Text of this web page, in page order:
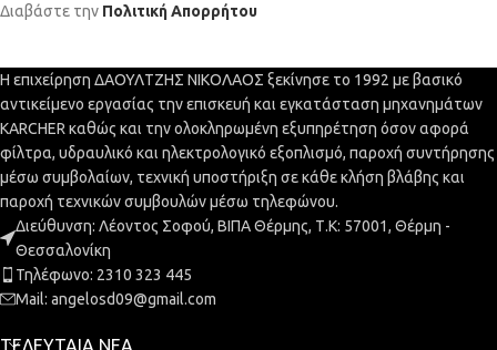
Διαβάστε την Πολιτική Απορρήτου
Η επιχείρηση ΔΑΟΥΛΤΖΗΣ ΝΙΚΟΛΑΟΣ ξεκίνησε το 1992 με βασικό
αντικείμενο εργασίας την επισκευή και εγκατάσταση μηχανημάτων
KARCHER καθώς και την ολοκληρωμένη εξυπηρέτηση όσον αφορά
φίλτρα, υδραυλικό και ηλεκτρολογικό εξοπλισμό, παροχή συντήρησης
μέσω συμβολαίων, τεχνική υποστήριξη σε κάθε κλήση βλάβης και
παροχή τεχνικών συμβουλών μέσω τηλεφώνου.
Διεύθυνση: Λέοντος Σοφού, ΒΙΠΑ Θέρμης, Τ.Κ: 57001, Θέρμη -
Θεσσαλονίκη
Τηλέφωνο: 2310 323 445
Mail: angelosd09@gmail.com
ΤΕΛΕΥΤΑΊΑ ΝΈΑ